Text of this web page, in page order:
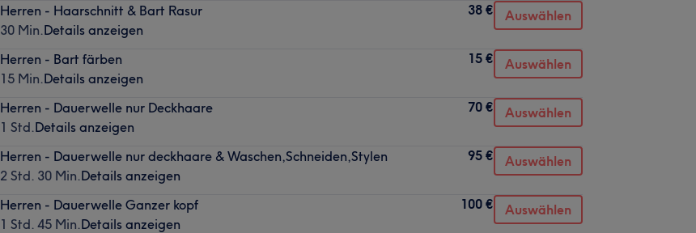
Herren - Haarschnitt & Bart Rasur
30 Min.Details anzeigen
38 € Auswählen
Herren - Bart färben
15 Min.Details anzeigen
15 € Auswählen
Herren - Dauerwelle nur Deckhaare
1 Std.Details anzeigen
70 € Auswählen
Herren - Dauerwelle nur deckhaare & Waschen,Schneiden,Stylen
2 Std. 30 Min.Details anzeigen
95 € Auswählen
Herren - Dauerwelle Ganzer kopf
1 Std. 45 Min.Details anzeigen
100 € Auswählen